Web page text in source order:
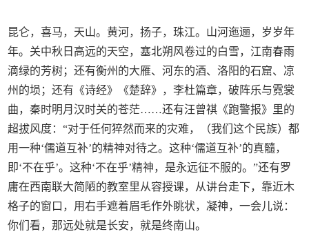
昆仑，喜马，天山。黄河，扬子，珠江。山河迤逦，岁岁年
年。关中秋日高远的天空，塞北朔风卷过的白雪，江南春雨
滴绿的芳树；还有衡州的大雁、河东的酒、洛阳的石窟、凉
州的埙；还有《诗经》《楚辞》，李杜篇章，破阵乐与霓裳
曲，秦时明月汉时关的苍茫……还有汪曾祺《跑警报》里的
超拔风度：“对于任何猝然而来的灾难，（我们这个民族）都
用一种‘儒道互补’的精神对待之。这种‘儒道互补’的真髓，
即‘不在乎’。这种‘不在乎’精神，是永远征不服的。”还有罗
庸在西南联大简陋的教室里从容授课，从讲台走下，靠近木
格子的窗口，用右手遮着眉毛作外眺状，凝神，一会儿说：
你们看，那远处就是长安，就是终南山。